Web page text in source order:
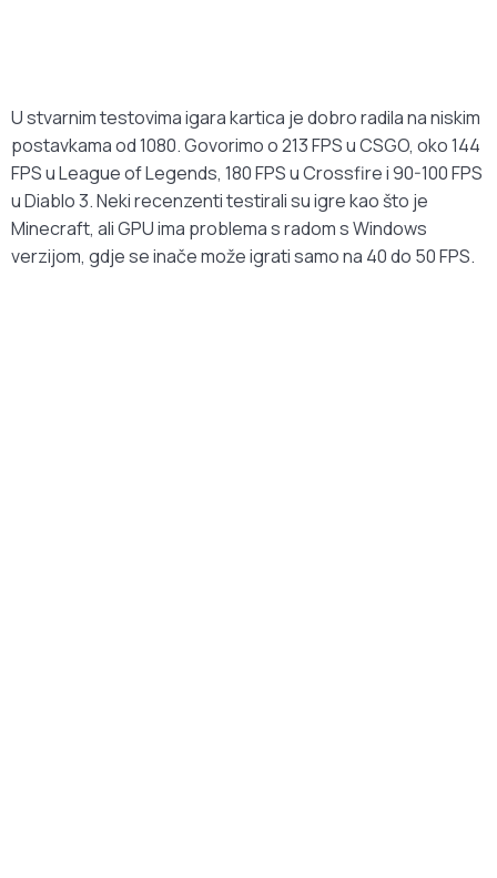
U stvarnim testovima igara kartica je dobro radila na niskim
postavkama od 1080. Govorimo o 213 FPS u CSGO, oko 144
FPS u League of Legends, 180 FPS u Crossfire i 90-100 FPS
u Diablo 3. Neki recenzenti testirali su igre kao što je
Minecraft, ali GPU ima problema s radom s Windows
verzijom, gdje se inače može igrati samo na 40 do 50 FPS.